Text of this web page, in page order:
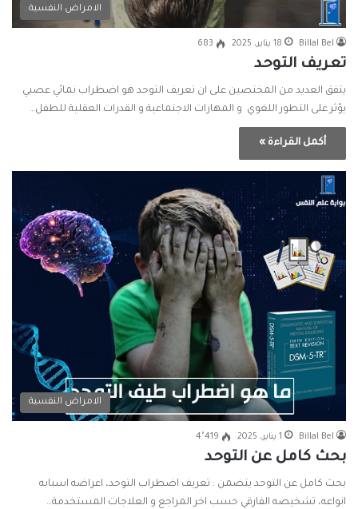
الامراض النفسية
Billal Bel 18 يناير، 2025 683
تعريف التوحد
يتفق العديد من المختصين على ان تعريف التوحد هو اضطراب نمائي عصبي
يؤثر على التطور اللغوي و المهارات الاجتماعية و القدرات العقلية للطفل…
أكمل القراءة »
الامراض النفسية
Billal Bel 1 يناير، 2025 4٬419
بحث كامل عن التوحد
بحث كامل عن التوحد يتضمن : تعريف اضطراب التوحد، اعراضه اسبابه
انواعه، تشخيصه الفارقي حسب اخر المراجع و العلاجات المستخدمة…